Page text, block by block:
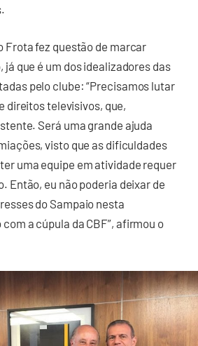
Frota fez questão de marcar
já que é um dos idealizadores das
pelo clube: “Precisamos lutar
direitos televisivos, que,
Será uma grande ajuda
visto que as dificuldades
uma equipe em atividade requer
Então, eu não poderia deixar de
do Sampaio nesta
a cúpula da CBF”, afirmou o